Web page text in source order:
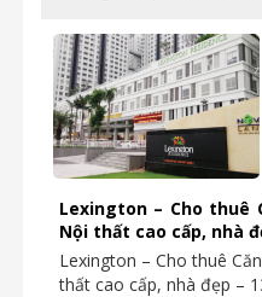
Lexington – Cho thuê
Nội thất cao cấp, nhà
Lexington – Cho thuê
thất cao cấp, nhà đẹp –